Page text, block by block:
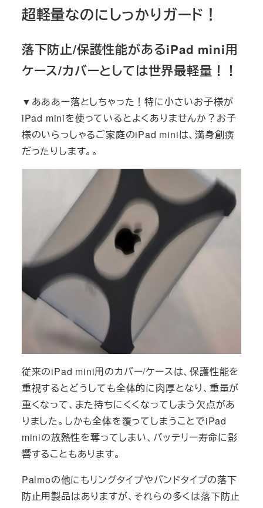
超軽量なのにしっかりガード！
落下防止/保護性能があるiPad mini用
ケース/カバーとしては世界最軽量！！
▼あああー落としちゃった！特に小さいお子様が
iPad miniを使っているとよくありませんか？お子
様のいらっしゃるご家庭のiPad miniは、満身創痍
だったりします。。
従来のiPad mini用のカバー/ケースは、保護性能を
重視するとどうしても全体的に肉厚となり、重量が
重くなって、また持ちにくくなってしまう欠点があ
りました。しかも全体を覆ってしまうことでiPad
miniの放熱性を奪ってしまい、バッテリー寿命に影
響することもあります。
Palmoの他にもリングタイプやバンドタイプの落下
防止用製品はありますが、それらの多くは落下防止